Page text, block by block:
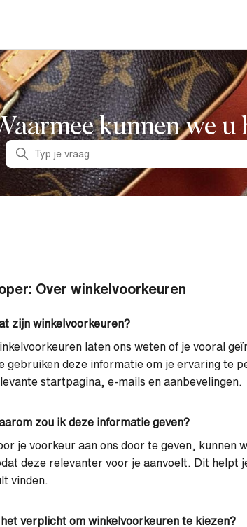
kunnen we u
Zoeken
Over winkelvoorkeuren
zijn winkelvoorkeuren?
laten ons weten of je vooral
gebruiken deze informatie om je ervaring te
startpagina, e-mails en aanbevelingen.
zou ik deze informatie geven?
je voorkeur aan ons door te geven, kunnen
deze relevanter voor je aanvoelt. Dit helpt
vinden.
het verplicht om winkelvoorkeuren te kiezen?